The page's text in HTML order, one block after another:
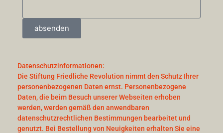
absenden
Datenschutzinformationen:
Die Stiftung Friedliche Revolution nimmt den Schutz Ihrer
personenbezogenen Daten ernst. Personenbezogene
Daten, die beim Besuch unserer Webseiten erhoben
werden, werden gemäß den anwendbaren
datenschutzrechtlichen Bestimmungen bearbeitet und
genutzt. Bei Bestellung von Neuigkeiten erhalten Sie eine